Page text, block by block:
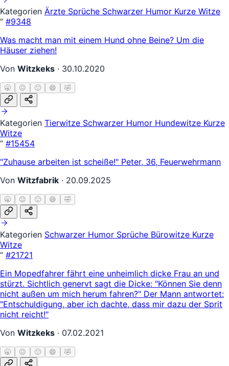
Kategorien Ärzte Sprüche Schwarzer Humor Kurze Witze
“ #9348
Was macht man mit einem Hund ohne Beine? Um die
Häuser ziehen!
Von Witzkeks · 30.10.2020
🥱 😐 🙂 😄 🤣
Kategorien Tierwitze Schwarzer Humor Hundewitze Kurze
Witze
“ #15454
"Zuhause arbeiten ist scheiße!" Peter, 36, Feuerwehrmann
Von Witzfabrik · 20.09.2025
🥱 😐 🙂 😄 🤣
Kategorien Schwarzer Humor Sprüche Bürowitze Kurze
Witze
“ #21721
Ein Mopedfahrer fährt eine unheimlich dicke Frau an und
stürzt. Sichtlich genervt sagt die Dicke: "Können Sie denn
nicht außen um mich herum fahren?" Der Mann antwortet:
"Entschuldigung, aber ich dachte, dass mir dazu der Sprit
nicht reicht!"
Von Witzkeks · 07.02.2021
🥱 😐 🙂 😄 🤣